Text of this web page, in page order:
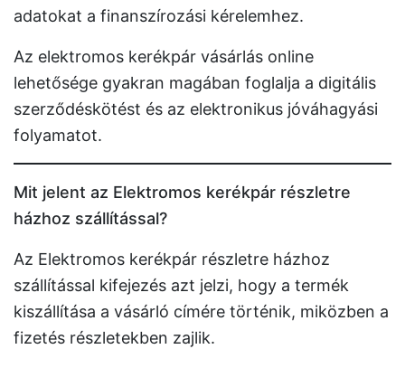
adatokat a finanszírozási kérelemhez.
Az elektromos kerékpár vásárlás online
lehetősége gyakran magában foglalja a digitális
szerződéskötést és az elektronikus jóváhagyási
folyamatot.
Mit jelent az Elektromos kerékpár részletre
házhoz szállítással?
Az Elektromos kerékpár részletre házhoz
szállítással kifejezés azt jelzi, hogy a termék
kiszállítása a vásárló címére történik, miközben a
fizetés részletekben zajlik.